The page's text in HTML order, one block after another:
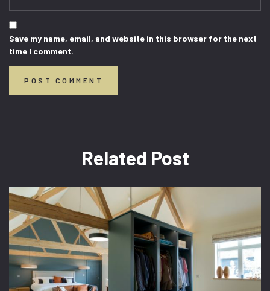
Save my name, email, and website in this browser for the next
time I comment.
Related Post